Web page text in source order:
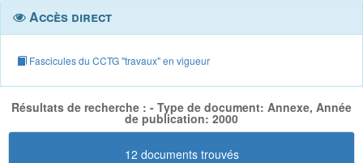
Accès direct
Fascicules du CCTG "travaux" en vigueur
Résultats de recherche : - Type de document: Annexe, Année
de publication: 2000
12 documents trouvés